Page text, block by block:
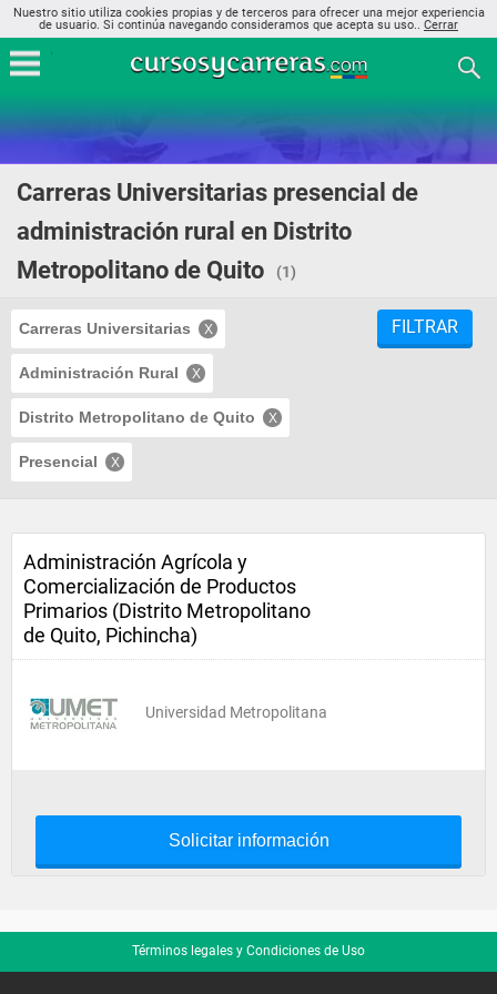
Nuestro sitio utiliza cookies propias y de terceros para ofrecer una mejor experiencia
de usuario. Si continúa navegando consideramos que acepta su uso.. Cerrar
Carreras Universitarias presencial de
administración rural en Distrito
Metropolitano de Quito
(1)
Carreras Universitarias
Administración Rural
Distrito Metropolitano de Quito
Presencial
FILTRAR
Administración Agrícola y
Comercialización de Productos
Primarios (Distrito Metropolitano
de Quito, Pichincha)
Universidad Metropolitana
Solicitar información
Términos legales y Condiciones de Uso